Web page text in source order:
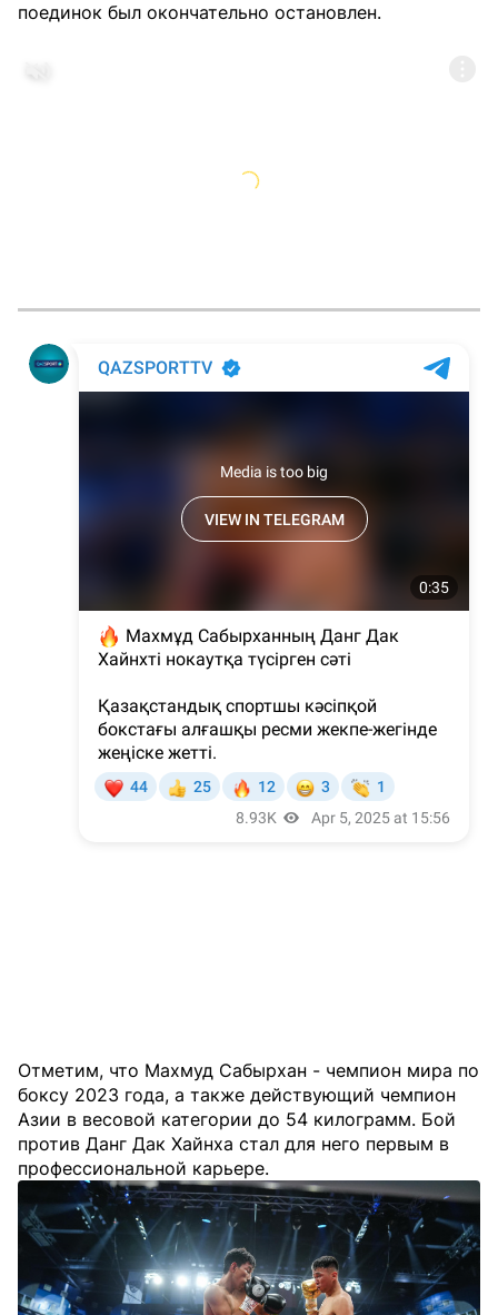
поединок был окончательно остановлен.
Отметим, что Махмуд Сабырхан - чемпион мира по
боксу 2023 года, а также действующий чемпион
Азии в весовой категории до 54 килограмм. Бой
против Данг Дак Хайнха стал для него первым в
профессиональной карьере.